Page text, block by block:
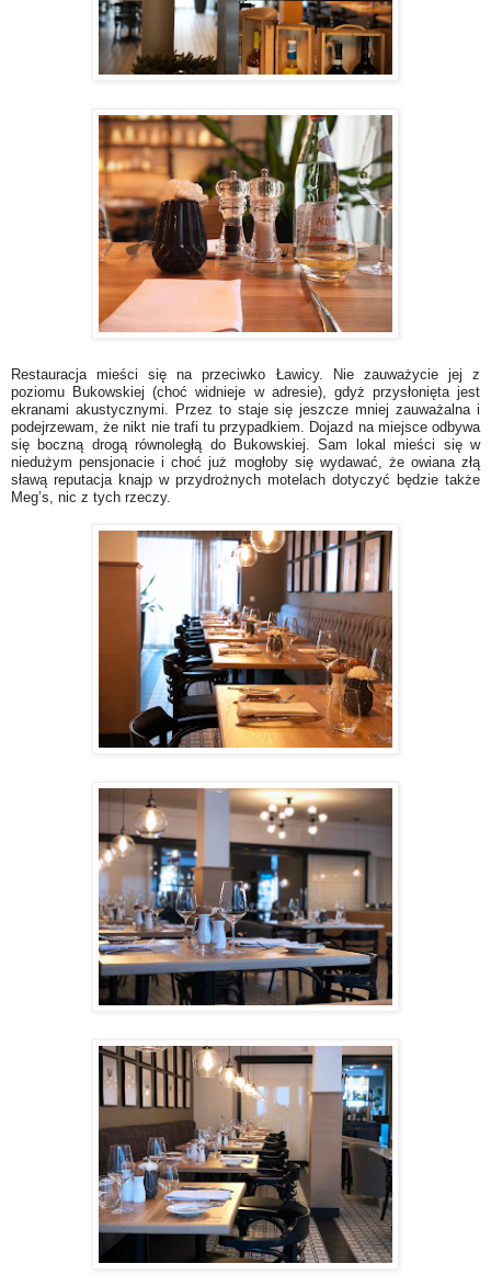
Restauracja mieści się na przeciwko Ławicy. Nie zauważycie jej z
poziomu Bukowskiej (choć widnieje w adresie), gdyż przysłonięta jest
ekranami akustycznymi. Przez to staje się jeszcze mniej zauważalna i
podejrzewam, że nikt nie trafi tu przypadkiem. Dojazd na miejsce odbywa
się boczną drogą równoległą do Bukowskiej. Sam lokal mieści się w
niedużym pensjonacie i choć już mogłoby się wydawać, że owiana złą
sławą reputacja knajp w przydrożnych motelach dotyczyć będzie także
Meg’s, nic z tych rzeczy.